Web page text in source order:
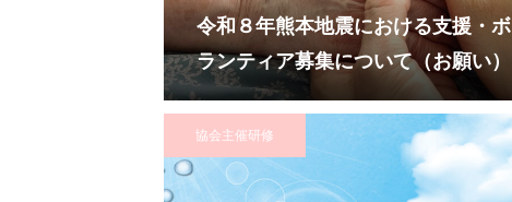
令和８年熊本地震における支援・ボ
ランティア募集について（お願い）
協会主催研修